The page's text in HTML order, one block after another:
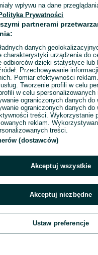
Chorzów
05 sierpnia 2026
1 2 3 ...
Zadzwoń / SMS
Dodaj
wpływu na dane
Prywatności
partnerami
danych
charakterystyki urządzenia do
odbiorców dzięki statystyce lub
Przechowywanie
Pomiar efektywności
Tworzenie profili w celu
w celu spersonalizowanych
ograniczonych danych do
ograniczonych danych do
treści. Wykorzystanie
reklam.
treści.
(dostawców)
Akceptuj wszystkie
Akceptuj niezbędne
Ustaw preferencje